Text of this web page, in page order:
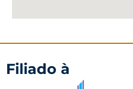
Filiado à